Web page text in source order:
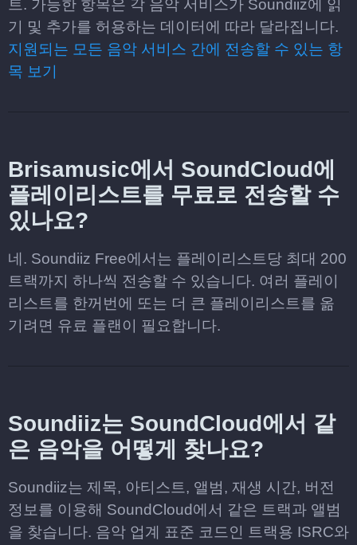
트. 가능한 항목은 각 음악 서비스가 Soundiiz에 읽
기 및 추가를 허용하는 데이터에 따라 달라집니다.
지원되는 모든 음악 서비스 간에 전송할 수 있는 항
목 보기
Brisamusic에서 SoundCloud에
플레이리스트를 무료로 전송할 수
있나요?
네. Soundiiz Free에서는 플레이리스트당 최대 200
트랙까지 하나씩 전송할 수 있습니다. 여러 플레이
리스트를 한꺼번에 또는 더 큰 플레이리스트를 옮
기려면 유료 플랜이 필요합니다.
Soundiiz는 SoundCloud에서 같
은 음악을 어떻게 찾나요?
Soundiiz는 제목, 아티스트, 앨범, 재생 시간, 버전
정보를 이용해 SoundCloud에서 같은 트랙과 앨범
을 찾습니다. 음악 업계 표준 코드인 트랙용 ISRC와